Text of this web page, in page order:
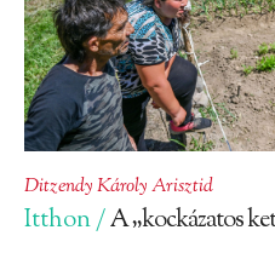
Ditzendy Károly Arisztid
Itthon /A „kockázatos